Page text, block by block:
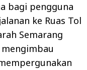
bagi pengguna
ke Ruas Tol
Semarang
mengimbau